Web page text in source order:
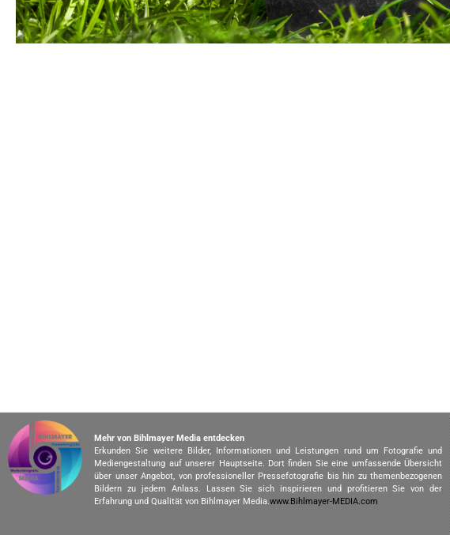
Mehr von Bihlmayer Media entdecken
Erkunden Sie weitere Bilder, Informationen und Leistungen rund um Fotografie und
Mediengestaltung auf unserer Hauptseite. Dort finden Sie eine umfassende Übersicht
über unser Angebot, von professioneller Pressefotografie bis hin zu themenbezogenen
Bildern zu jedem Anlass. Lassen Sie sich inspirieren und profitieren Sie von der
Erfahrung und Qualität von Bihlmayer Media.www.Bihlmayer-MEDIA.com